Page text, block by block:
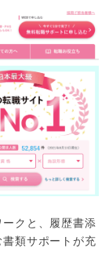
クと、履歴書添
類サポートが充